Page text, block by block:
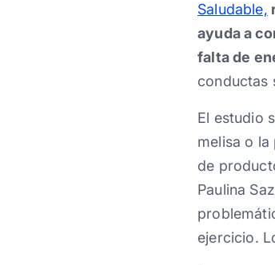
Saludable,
ayuda a
falta de
conductas
El estudio
melisa o
de
Paulina
ejercicio.